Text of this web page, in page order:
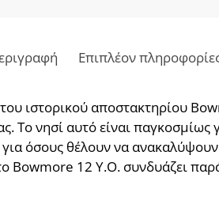
Επιπλέον
ιστορικού αποστακτηρίου
νησί αυτό είναι παγκοσμίως
όσους θέλουν να
Bowmore 12 Y.O. συνδυάζει